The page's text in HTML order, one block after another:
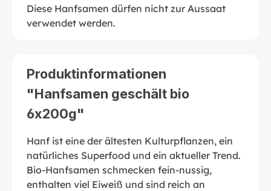
Diese Hanfsamen dürfen nicht zur Aussaat
verwendet werden.
Produktinformationen
"Hanfsamen geschält bio
6x200g"
Hanf ist eine der ältesten Kulturpflanzen, ein
natürliches Superfood und ein aktueller Trend.
Bio-Hanfsamen schmecken fein-nussig,
enthalten viel Eiweiß und sind reich an